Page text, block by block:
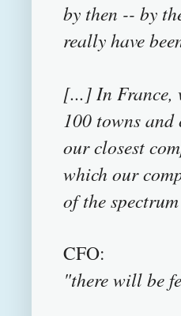
by then -- by
really have
[...] In France,
100 towns and
our closest
which our
of the
CFO:
"there will be